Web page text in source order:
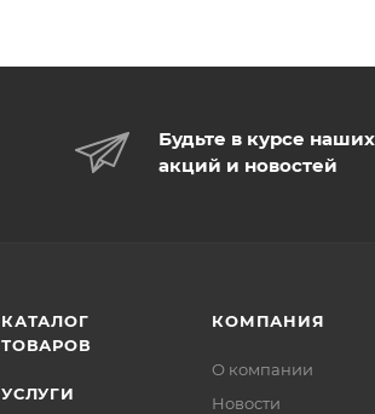
Будьте в курсе наших
акций и новостей
КАТАЛОГ
ТОВАРОВ
УСЛУГИ
КОМПАНИЯ
О компании
Новости